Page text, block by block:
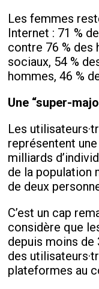
Les femmes
Internet : 71 %
contre 76 % des
sociaux, 54 %
hommes, 46 %
Une “super-
Les
représentent
milliards
de la population
de deux
C’est un cap
considère que
depuis moins de
des
plateformes au